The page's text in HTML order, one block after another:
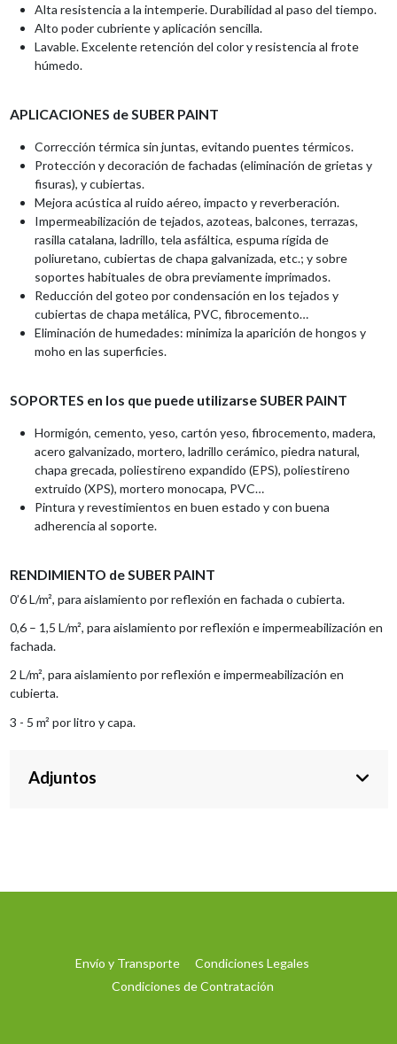
Alta resistencia a la intemperie. Durabilidad al paso del tiempo.
Alto poder cubriente y aplicación sencilla.
Lavable. Excelente retención del color y resistencia al frote
húmedo.
APLICACIONES de SUBER PAINT
Corrección térmica sin juntas, evitando puentes térmicos.
Protección y decoración de fachadas (eliminación de grietas y
fisuras), y cubiertas.
Mejora acústica al ruido aéreo, impacto y reverberación.
Impermeabilización de tejados, azoteas, balcones, terrazas,
rasilla catalana, ladrillo, tela asfáltica, espuma rígida de
poliuretano, cubiertas de chapa galvanizada, etc.; y sobre
soportes habituales de obra previamente imprimados.
Reducción del goteo por condensación en los tejados y
cubiertas de chapa metálica, PVC, fibrocemento…
Eliminación de humedades: minimiza la aparición de hongos y
moho en las superficies.
SOPORTES en los que puede utilizarse SUBER PAINT
Hormigón, cemento, yeso, cartón yeso, fibrocemento, madera,
acero galvanizado, mortero, ladrillo cerámico, piedra natural,
chapa grecada, poliestireno expandido (EPS), poliestireno
extruido (XPS), mortero monocapa, PVC…
Pintura y revestimientos en buen estado y con buena
adherencia al soporte.
RENDIMIENTO de SUBER PAINT
0’6 L/m², para aislamiento por reflexión en fachada o cubierta.
0,6 – 1,5 L/m², para aislamiento por reflexión e impermeabilización en
fachada.
2 L/m², para aislamiento por reflexión e impermeabilización en
cubierta.
3 - 5 m² por litro y capa.
Adjuntos
Envío y Transporte
Condiciones Legales
Condiciones de Contratación